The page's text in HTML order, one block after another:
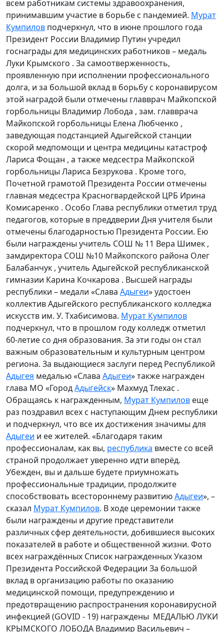
всем работникам системы здравоохранения,
принимавшим участие в борьбе с пандемией. Мурат
Кумпилов подчеркнул, что в июне прошлого года
Президент России Владимир Путин учредил
госнаграды для медицинских работников – медаль
Луки Крымского . За самоотверженность,
проявленную при исполнении профессионального
долга, и за большой вклад в борьбу с коронавирусом
этой наградой были отмечены главврач Майкопской
горбольницы Владимир Лобода , зам. главврача
Майкопской горбольницы Елена Любченко ,
заведующая подстанцией Адыгейской станции
скорой медпомощи и центра медицины катастроф
Лариса Фощан , а также медсестра Майкопской
горбольницы Лариса Безрукова . Кроме того,
Почетной грамотой Президента России отмечены
главная медсестра Красногвардейской ЦРБ Ирина
Комисаренко . Особо Глава республики отметил труд
педагогов, которые в преддверии Дня учителя были
отмечены благодарностью Президента России. Ею
были награждены учитель СОШ № 11 Вера Шимек ,
замдиректора СОШ №10 Майкопского района Олег
Балабанчук , учитель Адыгейской республиканской
гимназии Карина Кочкарова . Высшей награды
республики – медали «Слава Адыгеи» удостоен
коллектив Адыгейского республиканского колледжа
искусств им. У. Тхабисимова. Мурат Кумпилов
подчеркнул, что в прошлом году колледж отметил
60-летие со дня образования. За эти годы он стал
важным образовательным и культурным центром
региона. За выдающиеся заслуги перед Республикой
Адыгея медалью «Слава Адыгеи» также награжден
глава МО «ГородАдыгейск» Махмуд Тлехас .
Обращаясь к награжденным, Мурат Кумпилов еще
раз поздравил всех с наступающим Днем республики
и подчеркнул, что все их достижения значимы для
Адыгеи и ее жителей. «Благодаря таким
профессионалам, как вы, республика вместе со всей
страной продолжает уверенно идти вперёд.
Убежден, вы и дальше будете приумножать
профессиональные традиции, продолжите
способствовать всестороннему развитиюАдыгеи», –
сказал Мурат Кумпилов. В ходе церемонии также
были награждены и другие представители
различных сфер деятельности, добившиеся высоких
показателей в работе и общественной жизни. Фото
всех награждённых Список награжденных Указом
Президента Российской Федерации За большой
вклад в организацию работы по оказанию
медицинской помощи, предупреждению и
предотвращению распространения коронавирусной
инфекцией (GOVID - 19) награждены МЕДАЛЬЮ ЛУКИ
КРЫМСКОГО ЛОБОДА Владимир Васильевич –